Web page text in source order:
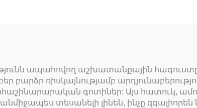
ապահովող աշխատանքային
բարձր ռիսկայնությամբ
գոտիներ: Այս հատուկ,
տեսանելի լինեն, ինչը